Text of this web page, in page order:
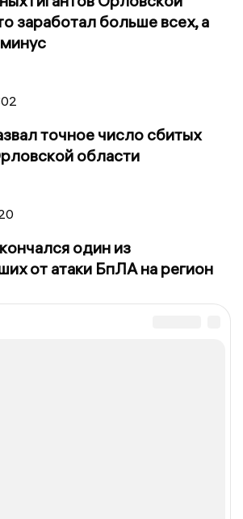
заработал больше всех, а
точное число сбитых
области
один из
от атаки БпЛА на регион